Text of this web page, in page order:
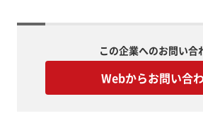
この企業へのお問い合
Webからお問い合